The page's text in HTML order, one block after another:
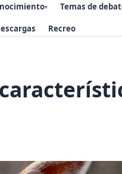
▾ Temas de
Recreo